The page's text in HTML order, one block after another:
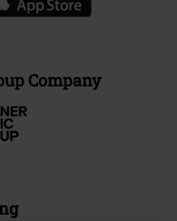
Company